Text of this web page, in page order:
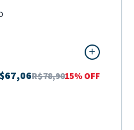
R$78,9015% OFF